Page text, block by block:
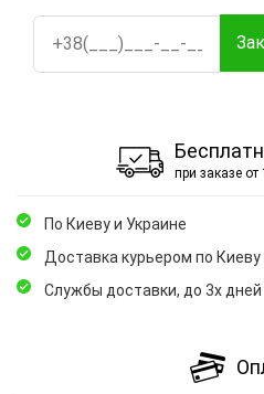
при заказе от
По Киеву и Украине
Доставка курьером по Киеву
Службы доставки, до 3х дней